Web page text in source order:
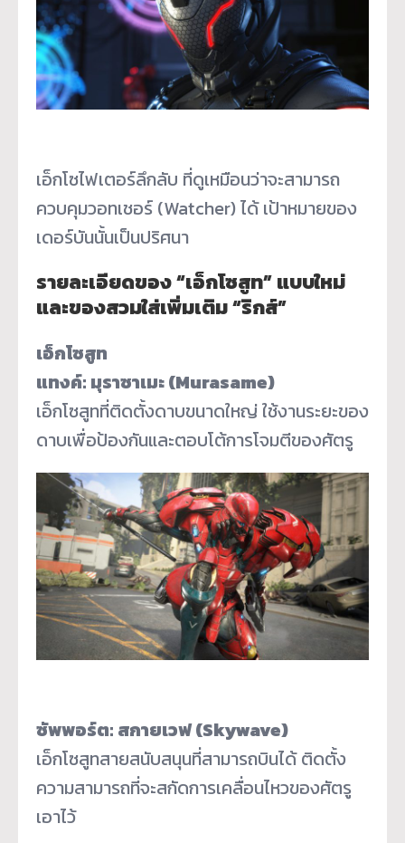
เอ็กโซไฟเตอร์ลึกลับ ที่ดูเหมือนว่าจะสามารถ
ควบคุมวอทเชอร์ (Watcher) ได้ เป้าหมายของ
เดอร์บันนั้นเป็นปริศนา
รายละเอียดของ “เอ็กโซสูท” แบบใหม่
และของสวมใส่เพิ่มเติม “ริกส์”
เอ็กโซสูท
แทงค์: มุราซาเมะ (Murasame)
เอ็กโซสูทที่ติดตั้งดาบขนาดใหญ่ ใช้งานระยะของ
ดาบเพื่อป้องกันและตอบโต้การโจมตีของศัตรู
ซัพพอร์ต: สกายเวฟ (Skywave)
เอ็กโซสูทสายสนับสนุนที่สามารถบินได้ ติดตั้ง
ความสามารถที่จะสกัดการเคลื่อนไหวของศัตรู
เอาไว้